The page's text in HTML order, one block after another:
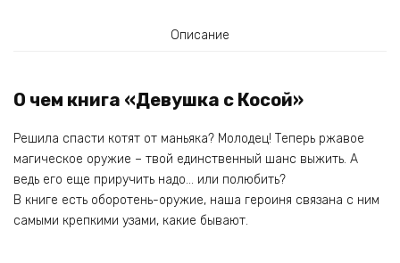
Описание
О чем книга «Девушка с Косой»
Решила спасти котят от маньяка? Молодец! Теперь ржавое
магическое оружие – твой единственный шанс выжить. А
ведь его еще приручить надо… или полюбить?
В книге есть оборотень-оружие, наша героиня связана с ним
самыми крепкими узами, какие бывают.